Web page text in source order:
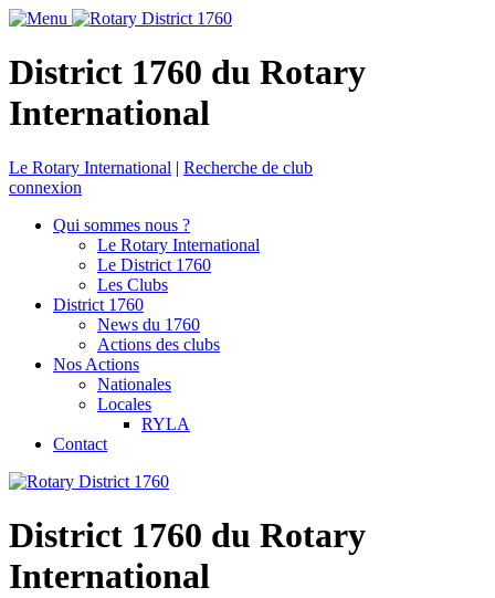
District 1760 du Rotary
International
Le Rotary International | Recherche de club
connexion
Qui sommes nous ?
Le Rotary International
Le District 1760
Les Clubs
District 1760
News du 1760
Actions des clubs
Nos Actions
Nationales
Locales
RYLA
Contact
District 1760 du Rotary
International